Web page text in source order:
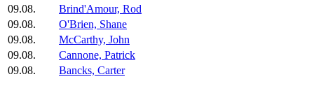
09.08.
Brind'Amour, Rod
09.08.
O'Brien, Shane
09.08.
McCarthy, John
09.08.
Cannone, Patrick
09.08.
Bancks, Carter